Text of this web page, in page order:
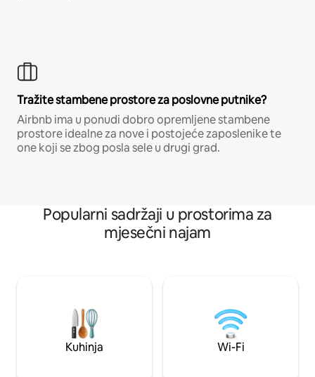
Tražite stambene prostore za poslovne putnike?
Airbnb ima u ponudi dobro opremljene stambene
prostore idealne za nove i postojeće zaposlenike te
one koji se zbog posla sele u drugi grad.
Popularni sadržaji u prostorima za
mjesečni najam
Kuhinja Wi-Fi